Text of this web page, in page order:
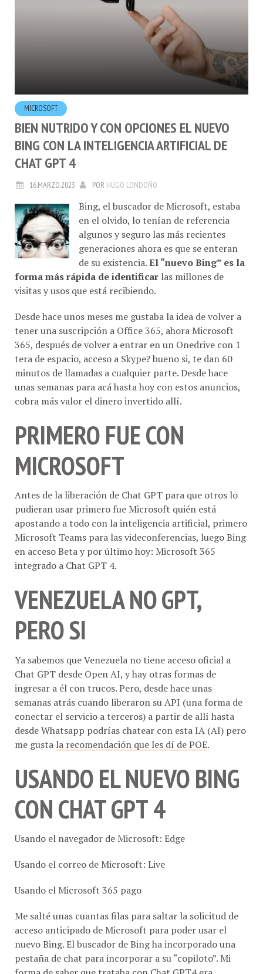
MICROSOFT
BIEN NUTRIDO Y CON OPCIONES EL NUEVO
BING CON LA INTELIGENCIA ARTIFICIAL DE
CHAT GPT 4
16.MARZO.2023
Bing, el buscador de Microsoft, estaba
en el olvido, lo tenían de referencia
algunos y seguro las más recientes
generaciones ahora es que se enteran
de su existencia.El “nuevo Bing” es la
forma más rápida de identificarlas millones de
visitas y usos que está recibiendo.
tener una suscripción a Office 365, ahora Microsoft
365, después de volver a entrar en un Onedrive con 1
tera de espacio, acceso a Skype? bueno si, te dan 60
minutos de llamadas a cualquier parte. Desde hace
unas semanas para acá hasta hoy con estos anuncios,
cobra más valor el dinero invertido allí.
PRIMERO FUE CON
MICROSOFT
pudieran usar primero fue Microsoft quién está
apostando a todo con la inteligencia artificial, primero
Microsoft Teams para las videconferencias, luego Bing
en acceso Beta y por último hoy: Microsoft 365
integrado a Chat GPT 4.
VENEZUELA NO GPT,
PERO SI
Chat GPT desde Open AI, y hay otras formas de
ingresar a él con trucos. Pero, desde hace unas
semanas atrás cuando liberaron su API (una forma de
conectar el servicio a terceros) a partir de allí hasta
desde Whatsapp podrías chatear con esta IA (AI) pero
me gustala recomendación que les dí de POE .
USANDO EL NUEVO BING
CON CHAT GPT 4
acceso anticipado de Microsoft para poder usar el
nuevo Bing. El buscador de Bing ha incorporado una
pestaña de chat para incorporar a su “copiloto”. Mi
forma de saber que trataba con Chat GPT4 era